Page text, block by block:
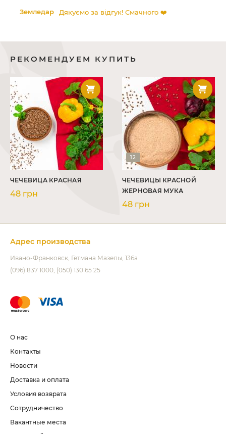
Земледар Дякуємо за відгук! Смачного ❤️
РЕКОМЕНДУЕМ КУПИТЬ
ЧЕЧЕВИЦА КРАСНАЯ
48 грн
12
ЧЕЧЕВИЦЫ КРАСНОЙ
ЖЕРНОВАЯ МУКА
48 грн
Адрес производства
Ивано-Франковск Гетмана Мазепы, 136а
(096) 837 1000 (050) 130 65 25
О нас
Контакты
Новости
Доставка и оплата
Условия возврата
Сотрудничество
Вакантные места